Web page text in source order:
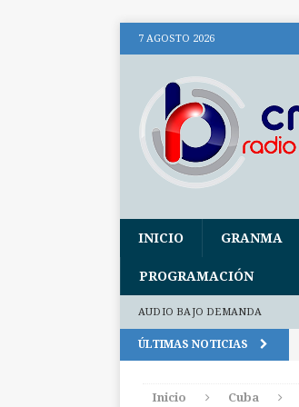
7 AGOSTO 2026
INICIO GRANMA
PROGRAMACIÓN
AUDIO BAJO DEMANDA
ÚLTIMAS NOTICIAS
Inicio Cuba